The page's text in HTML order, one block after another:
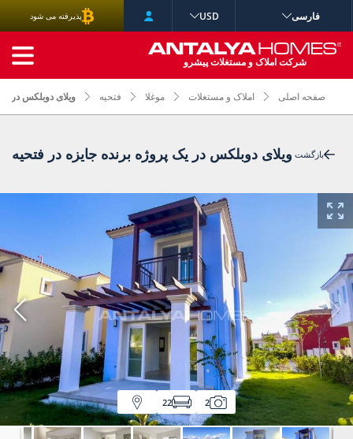
صفحه اصلی املاک و مستغلات موغلا فتحیه ویلای دوبلکس در
بازگشت ویلای دوبلکس در یک پروژه برنده جایزه در فتحیه
2
22
فارسی USD پذیرفته می شود
شرکت املاک و مستغلات پیشرو
جستجوی پیشرفته